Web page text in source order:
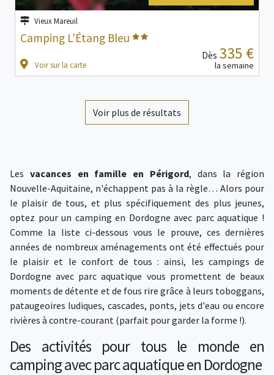
Vieux Mareuil
Camping L'Étang Bleu
Voir sur la carte
Dès 335 €
la semaine
Voir plus de résultats
Les vacances en famille en Périgord, dans la région
Nouvelle-Aquitaine, n'échappent pas à la règle… Alors pour
le plaisir de tous, et plus spécifiquement des plus jeunes,
optez pour un camping en Dordogne avec parc aquatique !
Comme la liste ci-dessous vous le prouve, ces dernières
années de nombreux aménagements ont été effectués pour
le plaisir et le confort de tous : ainsi, les campings de
Dordogne avec parc aquatique vous promettent de beaux
moments de détente et de fous rire grâce à leurs toboggans,
pataugeoires ludiques, cascades, ponts, jets d'eau ou encore
rivières à contre-courant (parfait pour garder la forme !).
Des activités pour tous le monde en
camping avec parc aquatique en Dordogne